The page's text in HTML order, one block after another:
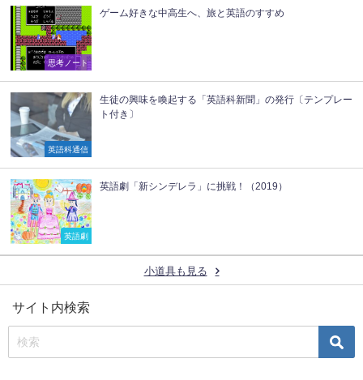
思考ノート
ゲーム好きな中高生へ、旅と英語のすすめ
英語科通信
生徒の興味を喚起する「英語科新聞」の発行〔テンプレー
ト付き〕
英語劇
英語劇「新シンデレラ」に挑戦！（2019）
小道具も見る
サイト内検索